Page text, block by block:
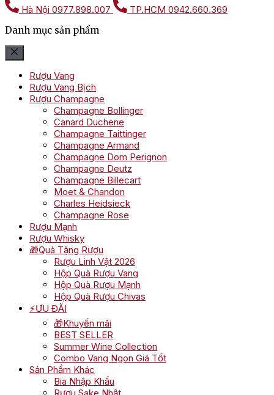
Hà Nội 0977.898.007 TP.HCM 0942.660.369
Danh mục sản phẩm
Rượu Vang
Rượu Vang Bịch
Rượu Champagne
Champagne Bollinger
Canard Duchene
Champagne Taittinger
Champagne Armand
Champagne Dom Perignon
Champagne Deutz
Champagne Billecart
Moet & Chandon
Charles Heidsieck
Champagne Rose
Rượu Mạnh
Rượu Whisky
🎁Quà Tặng Rượu
Rượu Linh Vật 2026
Hộp Quà Rượu Vang
Hộp Quà Rượu Mạnh
Hộp Quà Rượu Chivas
⚡ƯU ĐÃI
🎁Khuyến mãi
BEST SELLER
Summer Wine Collection
Combo Vang Ngon Giá Tốt
Sản Phẩm Khác
Bia Nhập Khẩu